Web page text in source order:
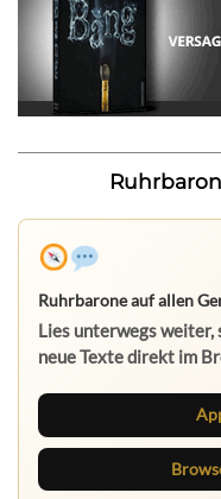
Ruhrbarone auf allen
Lies unterwegs
neue Texte direkt im